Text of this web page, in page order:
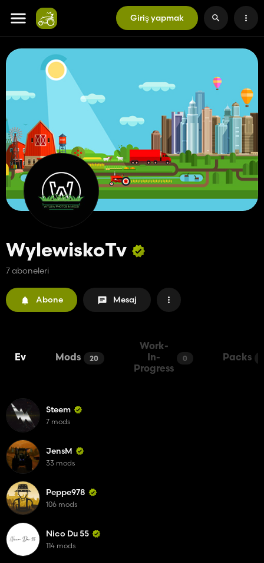
Giriş yapmak
WylewiskoTv
7 aboneleri
Abone Mesaj
Ev Mods 20
Work-
In-
Progress
0 Packs
Steem
7 mods
JensM
33 mods
Peppe978
106 mods
Nico Du 55
114 mods